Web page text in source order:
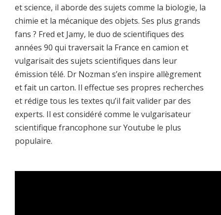
et science, il aborde des sujets comme la biologie, la
chimie et la mécanique des objets. Ses plus grands
fans ? Fred et Jamy, le duo de scientifiques des
années 90 qui traversait la France en camion et
vulgarisait des sujets scientifiques dans leur
émission télé. Dr Nozman s’en inspire allègrement
et fait un carton. Il effectue ses propres recherches
et rédige tous les textes qu’il fait valider par des
experts. Il est considéré comme le vulgarisateur
scientifique francophone sur Youtube le plus
populaire.